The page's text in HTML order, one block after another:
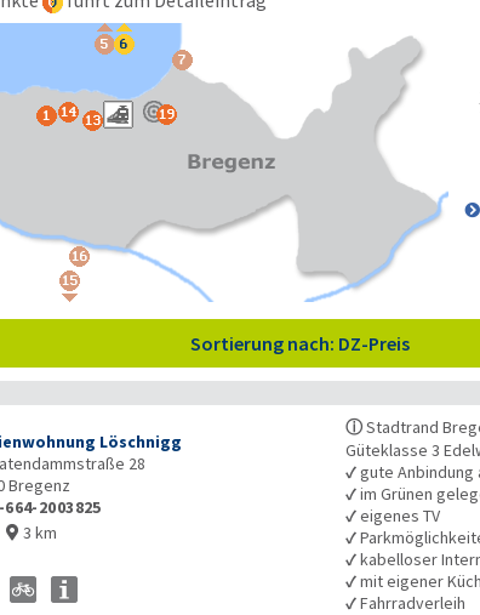
Sortierung nach: DZ-Preis
Löschnigg
28
Bregenz
664-2003825
 3 km
ⓘStadtrand
Güteklasse 3
✓gute Anbindung
✓im Grünen
✓eigenes TV
✓
✓kabelloser
✓mit eigener
✓Fahrradverleih